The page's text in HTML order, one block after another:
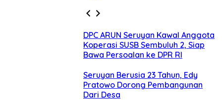
DPC ARUN Seruyan Kawal Anggota
Koperasi SUSB Sembuluh 2, Siap
Bawa Persoalan ke DPR RI
Seruyan Berusia 23 Tahun, Edy
Pratowo Dorong Pembangunan
Dari Desa